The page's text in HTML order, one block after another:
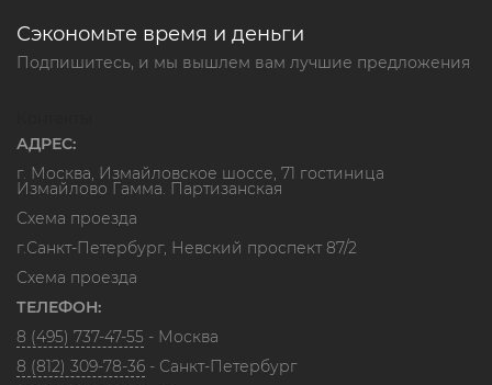
Сэкономьте время и деньги
Подпишитесь, и мы вышлем вам лучшие предложения
АДРЕС:
г. Москва, Измайловское шоссе, 71 гостиница
Измайлово Гамма. Партизанская
Схема проезда
г.Санкт-Петербург, Невский проспект 87/2
Схема проезда
ТЕЛЕФОН:
8 (495) 737-47-55 - Москва
8 (812) 309-78-36 - Санкт-Петербург